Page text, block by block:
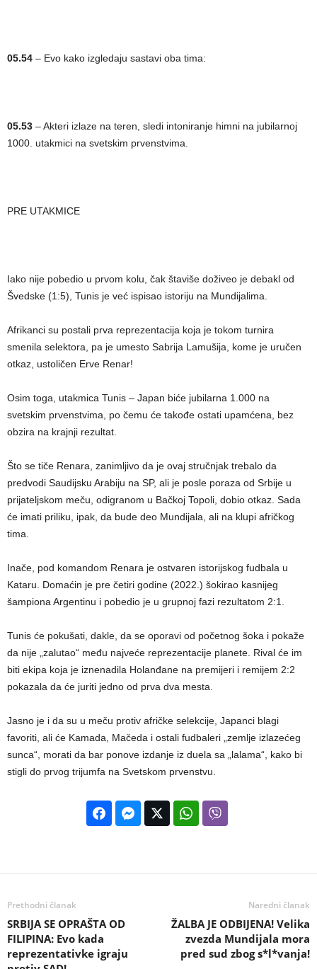
05.54 – Evo kako izgledaju sastavi oba tima:
05.53 – Akteri izlaze na teren, sledi intoniranje himni na jubilarnoj
1000. utakmici na svetskim prvenstvima.
PRE UTAKMICE
Iako nije pobedio u prvom kolu, čak štaviše doživeo je debakl od
Švedske (1:5), Tunis je već ispisao istoriju na Mundijalima.
Afrikanci su postali prva reprezentacija koja je tokom turnira
smenila selektora, pa je umesto Sabrija Lamušija, kome je uručen
otkaz, ustoličen Erve Renar!
Osim toga, utakmica Tunis – Japan biće jubilarna 1.000 na
svetskim prvenstvima, po čemu će takođe ostati upamćena, bez
obzira na krajnji rezultat.
Što se tiče Renara, zanimljivo da je ovaj stručnjak trebalo da
predvodi Saudijsku Arabiju na SP, ali je posle poraza od Srbije u
prijateljskom meču, odigranom u Bačkoj Topoli, dobio otkaz. Sada
će imati priliku, ipak, da bude deo Mundijala, ali na klupi afričkog
tima.
Inače, pod komandom Renara je ostvaren istorijskog fudbala u
Kataru. Domaćin je pre četiri godine (2022.) šokirao kasnijeg
šampiona Argentinu i pobedio je u grupnoj fazi rezultatom 2:1.
Tunis će pokušati, dakle, da se oporavi od početnog šoka i pokaže
da nije „zalutao“ među najveće reprezentacije planete. Rival će im
biti ekipa koja je iznenadila Holanđane na premijeri i remijem 2:2
pokazala da će juriti jedno od prva dva mesta.
Jasno je i da su u meču protiv afričke selekcije, Japanci blagi
favoriti, ali će Kamada, Mačeda i ostali fudbaleri „zemlje izlazećeg
sunca“, morati da bar ponove izdanje iz duela sa „lalama“, kako bi
stigli do prvog trijumfa na Svetskom prvenstvu.
Prethodni članak
SRBIJA SE OPRAŠTA OD
FILIPINA: Evo kada
reprezentativke igraju
Naredni članak
ŽALBA JE ODBIJENA! Velika
zvezda Mundijala mora
pred sud zbog s*l*vanja!